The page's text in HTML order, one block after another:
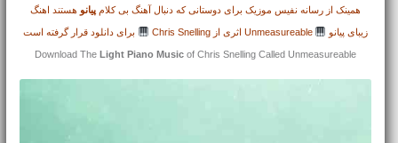
همینک از رسانه نفیس موزیک برای دوستانی که دنبال آهنگ بی کلام پیانو هستند اهنگ
زیبای پیانو Unmeasureable اثری از Chris Snelling برای دانلود قرار گرفته است
Download The Light Piano Music of Chris Snelling Called Unmeasureable